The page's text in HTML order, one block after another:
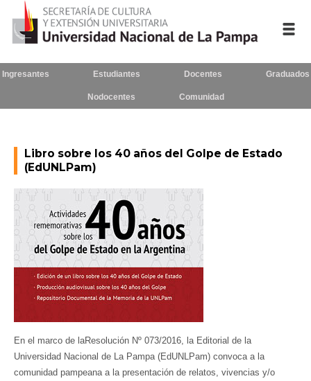
La UNLPam
Rectorado / Secretarías
Facultades
Contacto
Seguínosen:
Ingresantes Estudiantes Docentes Graduados
Nodocentes Comunidad
Libro sobre los 40 años del Golpe de Estado
(EdUNLPam)
En el marco de laResolución Nº 073/2016, la Editorial de la
Universidad Nacional de La Pampa (EdUNLPam) convoca a la
comunidad pampeana a la presentación de relatos, vivencias y/o